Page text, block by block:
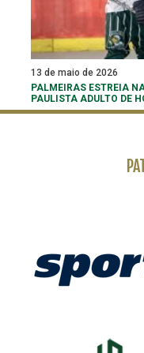
13 de maio de 2026
PALMEIRAS ESTREIA
PAULISTA ADULTO DE